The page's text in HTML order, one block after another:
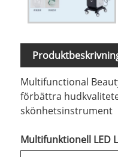
Multifunctional
förbättra
skönhetsinstrument
Multifunktionell LED